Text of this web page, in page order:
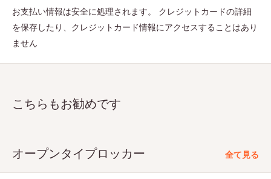
■
使用中に異常や不具合を発見した時は、ただちに使用を中
止してお買い上げの販売店までご連絡ください。
そのまま使用を続けると、重大なケガをするおそれがあり
ます。
ださい。
破損やケガをすることがあります。
ざいますので段差に注意して、必ず長手方向に移動させて
お支払い情報は安全に処理されます。 クレジットカードの詳細
を保存したり、クレジットカード情報にアクセスすることはあり
ません
こちらもお勧めです
オープンタイプロッカー 全て見る